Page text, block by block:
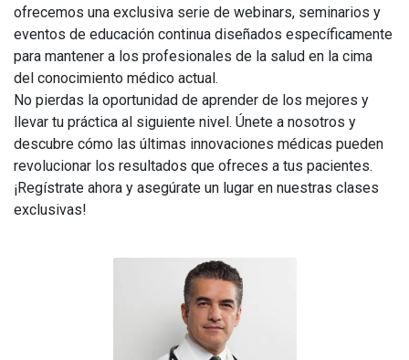
ofrecemos una exclusiva serie de webinars, seminarios y
eventos de educación continua diseñados específicamente
para mantener a los profesionales de la salud en la cima
del conocimiento médico actual.
No pierdas la oportunidad de aprender de los mejores y
llevar tu práctica al siguiente nivel. Únete a nosotros y
descubre cómo las últimas innovaciones médicas pueden
revolucionar los resultados que ofreces a tus pacientes.
¡Regístrate ahora y asegúrate un lugar en nuestras clases
exclusivas!